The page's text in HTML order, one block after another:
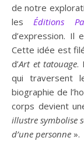
de notre
les Éditions
d’expression. Il
Cette idée est
d’Art et tatouage.
qui traversent
biographie de
corps devient
illustre symbolise
d’une personne ».